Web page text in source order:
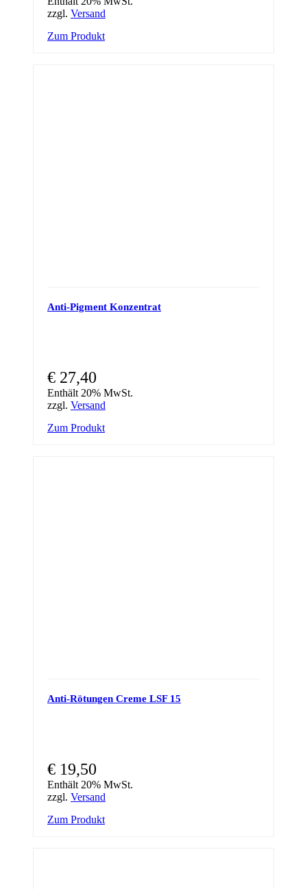
zzgl. Versand
Zum Produkt
Anti-Pigment Konzentrat
€ 27,40
Enthält 20% MwSt.
zzgl. Versand
Zum Produkt
Anti-Rötungen Creme LSF 15
€ 19,50
Enthält 20% MwSt.
zzgl. Versand
Zum Produkt